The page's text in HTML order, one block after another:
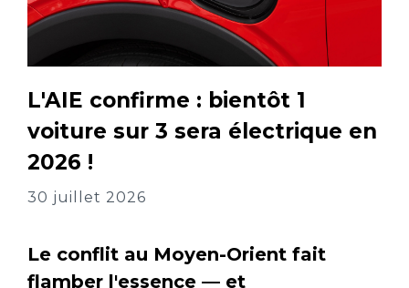
L'AIE confirme : bientôt 1
voiture sur 3 sera électrique en
2026 !
30 juillet 2026
Le conflit au Moyen-Orient fait
flamber l'essence — et